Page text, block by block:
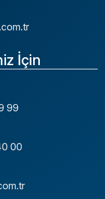
İçin
99
00